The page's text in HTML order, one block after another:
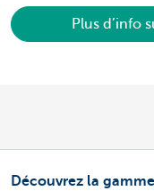
Plus d’info
Découvrez la